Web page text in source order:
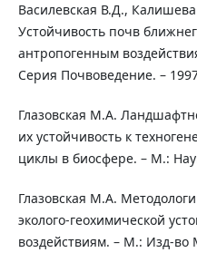
Василевская В.Д.,
Устойчивость почв
антропогенным
Серия Почвоведение. –
Глазовская М.А.
их устойчивость к
циклы в биосфере. – М.:
Глазовская М.А.
эколого-геохимической
воздействиям. – М.: Изд-во